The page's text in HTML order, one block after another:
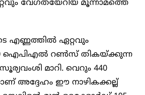
വേഗതയേറിയ മൂന്നാമത്തെ
എണ്ണത്തില്‍ ഏറ്റവും
ഐപിഎല്‍ റണ്‍സ് തികയ്ക്കുന്ന
മാറി. വെറും 440
അദ്ദേഹം ഈ നാഴികക്കല്ല്